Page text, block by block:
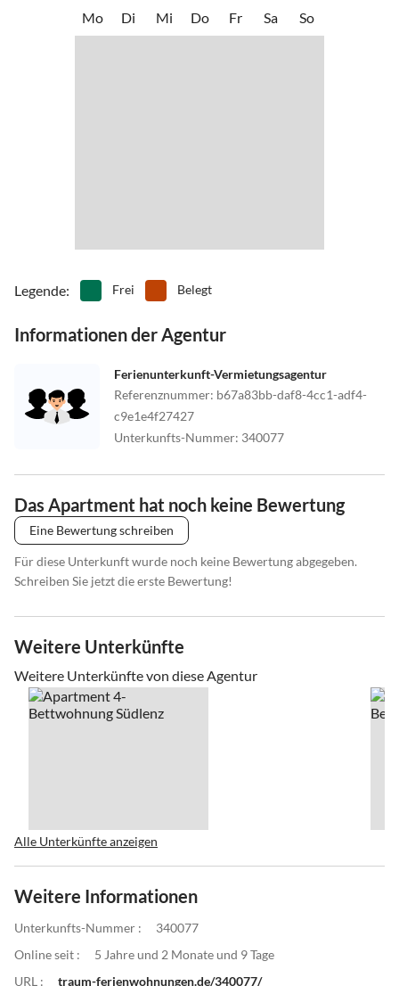
Mo
Di Mi Do Fr Sa So
Legende: Frei Belegt
Informationen der Agentur
Ferienunterkunft-Vermietungsagentur
Referenznummer: b67a83bb-daf8-4cc1-adf4-
c9e1e4f27427
Unterkunfts-Nummer: 340077
Das Apartment hat noch keine Bewertung
Eine Bewertung schreiben
Für diese Unterkunft wurde noch keine Bewertung abgegeben.
Schreiben Sie jetzt die erste Bewertung!
Weitere Unterkünfte
Weitere Unterkünfte von diese Agentur
Alle Unterkünfte anzeigen
Weitere Informationen
Unterkunfts-Nummer :
340077
Online seit :
5 Jahre und 2 Monate und 9 Tage
URL :
traum-ferienwohnungen.de/340077/